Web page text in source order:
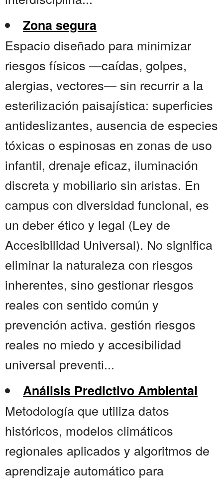
Zona segura
Espacio diseñado para minimizar
riesgos físicos —caídas, golpes,
alergias, vectores— sin recurrir a la
esterilización paisajística: superficies
antideslizantes, ausencia de especies
tóxicas o espinosas en zonas de uso
infantil, drenaje eficaz, iluminación
discreta y mobiliario sin aristas. En
campus con diversidad funcional, es
un deber ético y legal (Ley de
Accesibilidad Universal). No significa
eliminar la naturaleza con riesgos
inherentes, sino gestionar riesgos
reales con sentido común y
prevención activa. gestión riesgos
reales no miedo y accesibilidad
universal preventi...
Análisis Predictivo Ambiental
Metodología que utiliza datos
históricos, modelos climáticos
regionales aplicados y algoritmos de
aprendizaje automático para